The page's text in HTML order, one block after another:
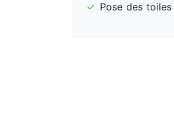
✓ Pose des